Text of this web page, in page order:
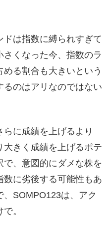
は指数に縛られすぎて
くなった今、指数のラ
る割合も大きいという
るのはアリなのではない
に成績を上げるより
大きく成績を上げるポテ
で、意図的にダメな株を
に劣後する可能性もあ
、SOMPO123は、アク
。